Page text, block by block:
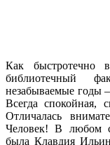
Как быстротечно
библиотечный
незабываемые годы
Всегда спокойная,
Отличалась
Человек! В любом
была Клавдия